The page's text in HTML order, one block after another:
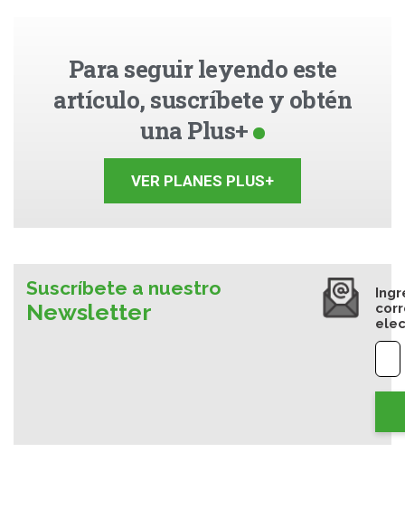
Para seguir leyendo este
artículo, suscríbete y obtén
una Plus+
VER PLANES PLUS+
Suscríbete a nuestro
Newsletter